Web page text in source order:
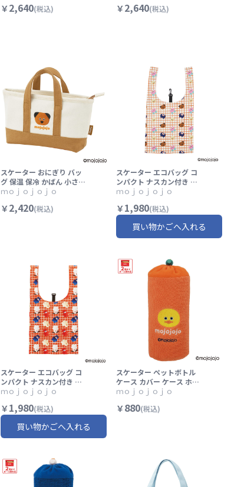
ジョジョジョ グッズ オレ
￥ 2,640(税込)
ジョジョジョ グッズ ブル
￥ 2,640(税込)
スケーター おにぎり バッ
グ 保温 保冷 かばん 小さめ
かわいい おしゃれ おでか
ojo モジョジョジョ グッ
ｍｏｊｏｊｏｊｏ
￥ 2,420(税込)
スケーター エコバッグ コ
ンパクト ナスカン付き 折
り畳み 便利 買い物 バッグ
ojojojo モジョジョジョ
グッズ パスアート×チェ
ック【かばん カバン 可愛
い おしゃれ キャラクタ
ｍｏｊｏｊｏｊｏ
￥ 1,980(税込)
買い物かごへ入れる
スケーター エコバッグ コ
ンパクト ナスカン付き 折
り畳み 便利 買い物 バッグ
ojojojo モジョジョジョ
グッズ オレンジ【かばん
カバン 可愛い おしゃれ キ
ャラクター】
ｍｏｊｏｊｏｊｏ
￥ 1,980(税込)
買い物かごへ入れる
スケーター ペットボトル
ケース カバー ケース ホル
ダー ペットボトル 持ち運
ojojojo モジョジョジョ
ｍｏｊｏｊｏｊｏ
￥ 880(税込)